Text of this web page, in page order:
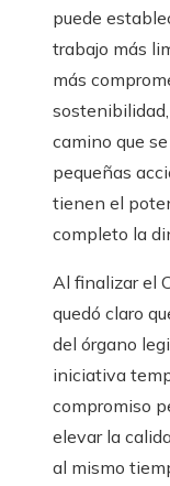
puede
trabajo más
más
camino que
pequeñas
tienen el
completo la
Al finalizar el
quedó claro
del órgano
iniciativa
compromiso
elevar la
al mismo